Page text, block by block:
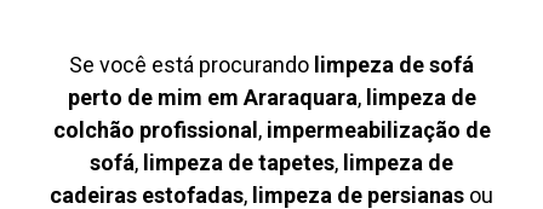
Se você está procurando limpeza de sofá
perto de mim em Araraquara, limpeza de
colchão profissional , impermeabilização de
sofá, limpeza de tapetes, limpeza de
cadeiras estofadas, limpeza de persianas ou